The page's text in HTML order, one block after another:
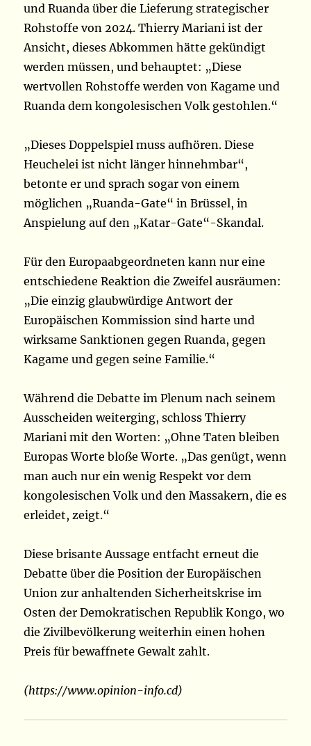
und Ruanda über die Lieferung strategischer
Rohstoffe von 2024. Thierry Mariani ist der
Ansicht, dieses Abkommen hätte gekündigt
werden müssen, und behauptet: „Diese
wertvollen Rohstoffe werden von Kagame und
Ruanda dem kongolesischen Volk gestohlen.“
„Dieses Doppelspiel muss aufhören. Diese
Heuchelei ist nicht länger hinnehmbar“,
betonte er und sprach sogar von einem
möglichen „Ruanda-Gate“ in Brüssel, in
Anspielung auf den „Katar-Gate“-Skandal.
Für den Europaabgeordneten kann nur eine
entschiedene Reaktion die Zweifel ausräumen:
„Die einzig glaubwürdige Antwort der
Europäischen Kommission sind harte und
wirksame Sanktionen gegen Ruanda, gegen
Kagame und gegen seine Familie.“
Während die Debatte im Plenum nach seinem
Ausscheiden weiterging, schloss Thierry
Mariani mit den Worten: „Ohne Taten bleiben
Europas Worte bloße Worte. „Das genügt, wenn
man auch nur ein wenig Respekt vor dem
kongolesischen Volk und den Massakern, die es
erleidet, zeigt.“
Diese brisante Aussage entfacht erneut die
Debatte über die Position der Europäischen
Union zur anhaltenden Sicherheitskrise im
Osten der Demokratischen Republik Kongo, wo
die Zivilbevölkerung weiterhin einen hohen
Preis für bewaffnete Gewalt zahlt.
(https://www.opinion-info.cd)